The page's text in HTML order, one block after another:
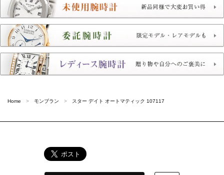
Home モンブラン スター デイト オートマティック 107117